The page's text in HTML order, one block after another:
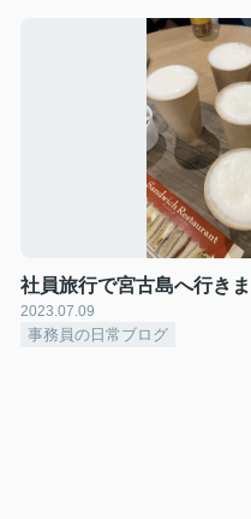
社員旅行で宮古島へ行き
2023.07.09
事務員の日常ブログ